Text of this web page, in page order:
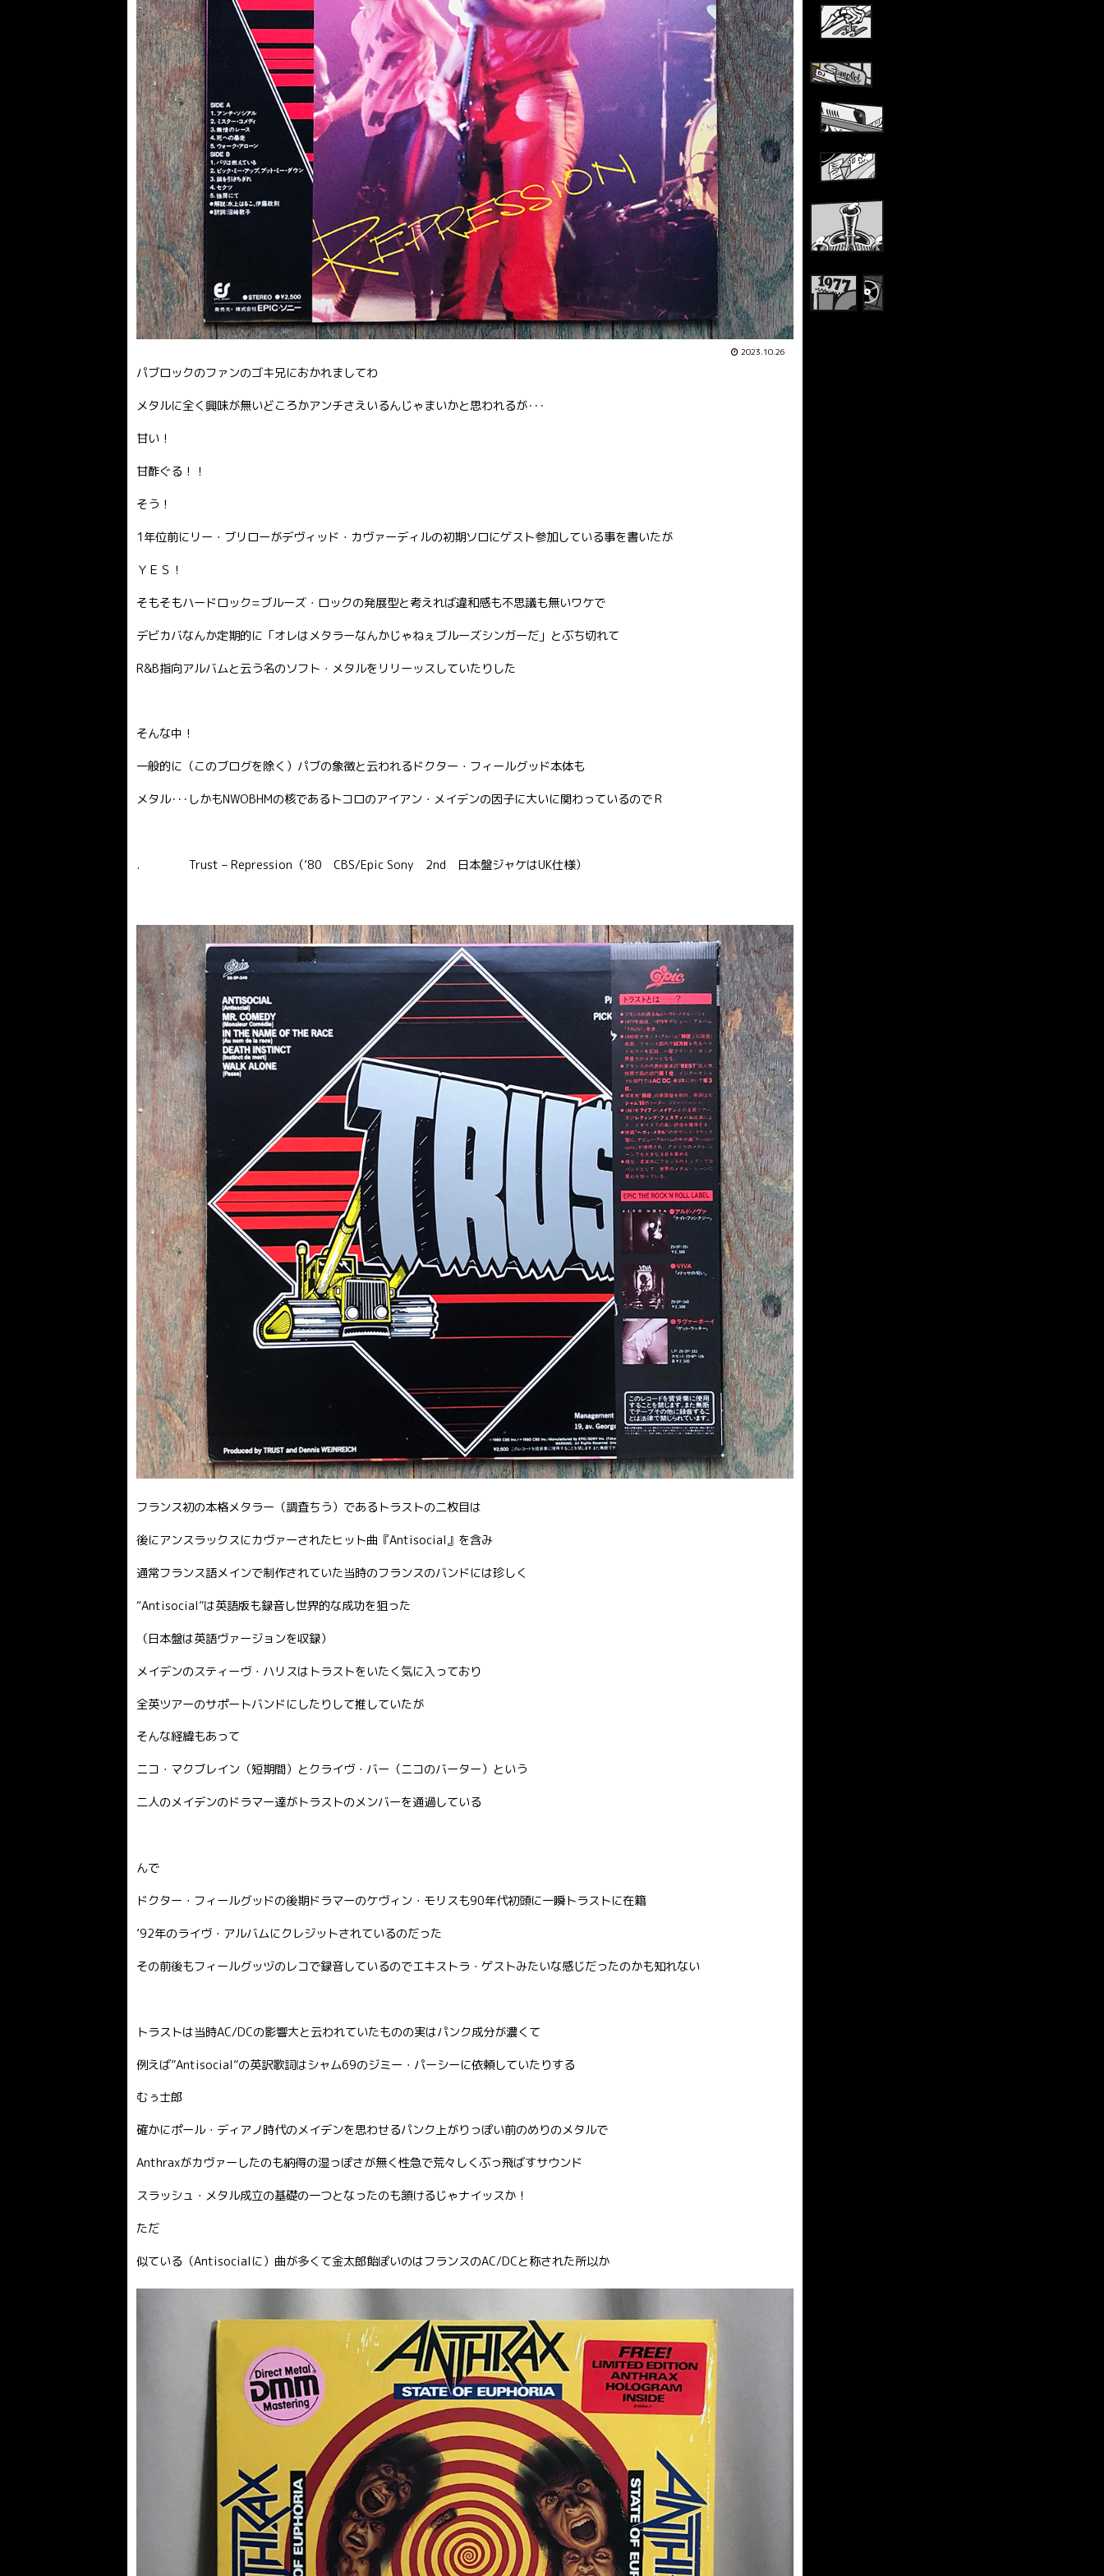
2023.10.26
パブロックのファンのゴキ兄におかれましてわ
メタルに全く興味が無いどころかアンチさえいるんじゃまいかと思われるが･･･
甘い！
甘酢ぐる！！
そう！
1年位前にリー・ブリローがデヴィッド・カヴァーディルの初期ソロにゲスト参加している事を書いたが
ＹＥＳ！
そもそもハードロック=ブルーズ・ロックの発展型と考えれば違和感も不思議も無いワケで
デビカバなんか定期的に「オレはメタラーなんかじゃねぇブルーズシンガーだ」とぶち切れて
R&B指向アルバムと云う名のソフト・メタルをリリーッスしていたりした
そんな中！
一般的に（このブログを除く）パブの象徴と云われるドクター・フィールグッド本体も
メタル･･･しかもNWOBHMの核であるトコロのアイアン・メイデンの因子に大いに関わっているのでＲ
. Trust – Repression（’80 CBS/Epic Sony 2nd 日本盤ジャケはUK仕様）
フランス初の本格メタラー（調査ちう）であるトラストの二枚目は
後にアンスラックスにカヴァーされたヒット曲『Antisocial』を含み
通常フランス語メインで制作されていた当時のフランスのバンドには珍しく
“Antisocial”は英語版も録音し世界的な成功を狙った
（日本盤は英語ヴァージョンを収録）
メイデンのスティーヴ・ハリスはトラストをいたく気に入っており
全英ツアーのサポートバンドにしたりして推していたが
そんな経緯もあって
ニコ・マクブレイン（短期間）とクライヴ・バー（ニコのバーター）という
二人のメイデンのドラマー達がトラストのメンバーを通過している
んで
ドクター・フィールグッドの後期ドラマーのケヴィン・モリスも90年代初頭に一瞬トラストに在籍
’92年のライヴ・アルバムにクレジットされているのだった
その前後もフィールグッヅのレコで録音しているのでエキストラ・ゲストみたいな感じだったのかも知れない
トラストは当時AC/DCの影響大と云われていたものの実はパンク成分が濃くて
例えば”Antisocial”の英訳歌詞はシャム69のジミー・パーシーに依頼していたりする
むぅ士郎
確かにポール・ディアノ時代のメイデンを思わせるパンク上がりっぽい前のめりのメタルで
Anthraxがカヴァーしたのも納得の湿っぽさが無く性急で荒々しくぶっ飛ばすサウンド
スラッシュ・メタル成立の基礎の一つとなったのも頷けるじゃナイッスか！
ただ
似ている（Antisocialに）曲が多くて金太郎飴ぽいのはフランスのAC/DCと称された所以か